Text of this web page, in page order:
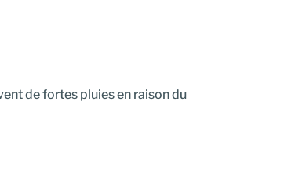
de fortes pluies en raison du